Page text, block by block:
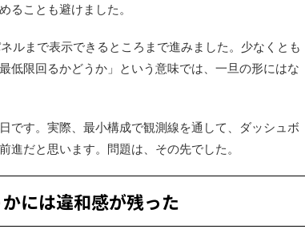
ことも避けました。
ルまで表示できるところまで進みました。少なくとも
低限回るかどうか」という意味では、一旦の形にはな
です。実際、最小構成で観測線を通して、ダッシュボ
だと思います。問題は、その先でした。
には違和感が残った